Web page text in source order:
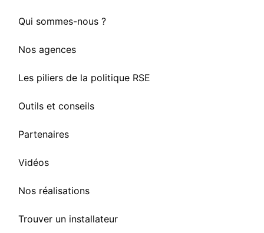
Qui sommes-nous ?
Nos agences
Les piliers de la politique RSE
Outils et conseils
Partenaires
Vidéos
Nos réalisations
Trouver un installateur